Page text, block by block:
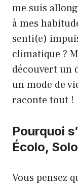
me suis
à mes
senti(e)
climatique ?
découvert un
un mode de
raconte tout !
Pourquoi
Écolo,
Vous pensez